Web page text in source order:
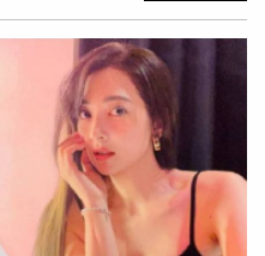
場一陣驚呼。經歷這段感情
去信心。除了感情話題，
聞關係，便順勢考驗
好的稱讚是什麼？」
任何事情」的獨立女生。
傷心往事，她回憶，兩人曾
該有多少存款？」，當時
片播出後卻慘遭炎上。網